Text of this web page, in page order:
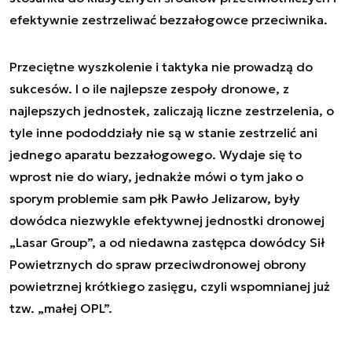
efektywnie zestrzeliwać bezzałogowce przeciwnika.
Przeciętne wyszkolenie i taktyka nie prowadzą do
sukcesów. I o ile najlepsze zespoły dronowe, z
najlepszych jednostek, zaliczają liczne zestrzelenia, o
tyle inne pododdziały nie są w stanie zestrzelić ani
jednego aparatu bezzałogowego. Wydaje się to
wprost nie do wiary, jednakże mówi o tym jako o
sporym problemie sam płk Pawło Jelizarow, były
dowódca niezwykle efektywnej jednostki dronowej
„Lasar Group”, a od niedawna zastępca dowódcy Sił
Powietrznych do spraw przeciwdronowej obrony
powietrznej krótkiego zasięgu, czyli wspomnianej już
tzw. „małej OPL”.